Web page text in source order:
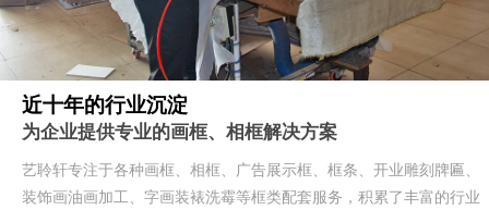
近十年的行业沉淀
为企业提供专业的画框、相框解决方案
艺聆轩专注于各种画框、相框、广告展示框、框条、开业雕刻牌匾、
装饰画油画加工、字画装裱洗霉等框类配套服务，积累了丰富的行业